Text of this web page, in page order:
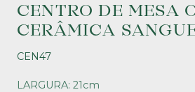
CENTRO DE MESA
CERÂMICA
CEN47
LARGURA: 21cm